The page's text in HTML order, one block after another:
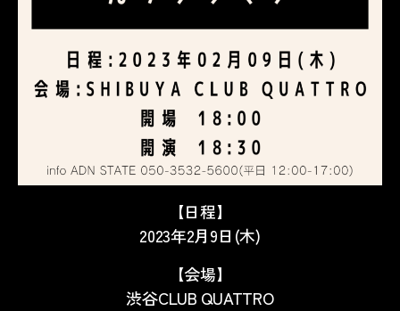
【日程】
2023年2月9日(木)
【会場】
渋谷CLUB QUATTRO